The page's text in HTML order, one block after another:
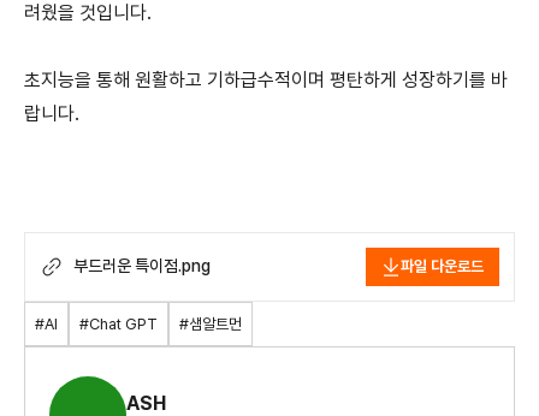
려웠을 것입니다.
초지능을 통해 원활하고 기하급수적이며 평탄하게 성장하기를 바
랍니다.
부드러운 특이점.png 파일 다운로드
#AI #Chat GPT #샘알트먼
ASH